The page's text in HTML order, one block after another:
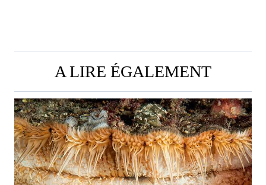
A LIRE ÉGALEMENT